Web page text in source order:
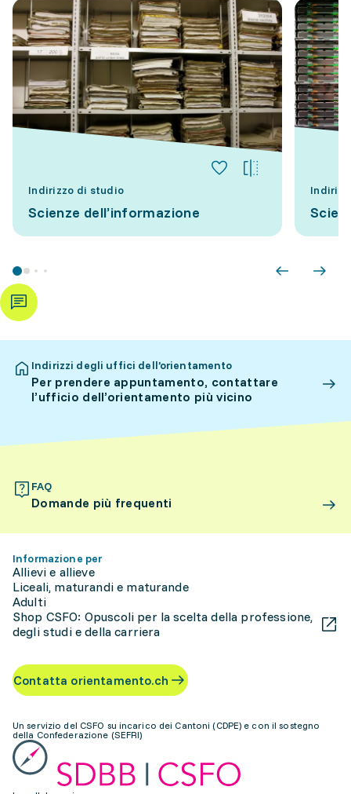
Indirizzo di studio
Scienze dell’informazione
Indirizzi degli uffici dell’orientamento
Per prendere appuntamento, contattare
l’ufficio dell’orientamento più vicino
FAQ
Domande più frequenti
Informazione per
Allievi e allieve
Liceali, maturandi e maturande
Adulti
Shop CSFO: Opuscoli per la scelta della professione,
degli studi e della carriera
Contatta orientamento.ch
Un servizio del CSFO su incarico dei Cantoni (CDPE) e con il sostegno
della Confederazione (SEFRI)